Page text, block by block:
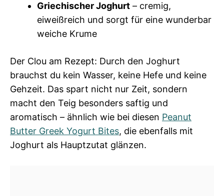
Griechischer Joghurt – cremig,
eiweißreich und sorgt für eine wunderbar
weiche Krume
Der Clou am Rezept: Durch den Joghurt
brauchst du kein Wasser, keine Hefe und keine
Gehzeit. Das spart nicht nur Zeit, sondern
macht den Teig besonders saftig und
aromatisch – ähnlich wie bei diesen Peanut
Butter Greek Yogurt Bites, die ebenfalls mit
Joghurt als Hauptzutat glänzen.